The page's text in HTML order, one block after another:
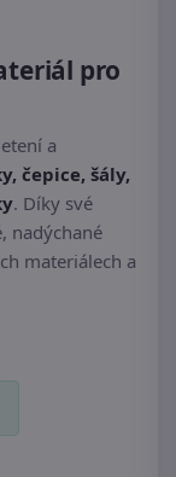
pro
a
čepice, šály,
. Díky své
nadýchané
materiálech a